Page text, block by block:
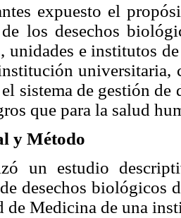
expuesto el
los desechos
unidades e institutos
universitaria,
sistema de gestión de
que para la salud
y Método
un estudio
desechos biológicos
de Medicina de una